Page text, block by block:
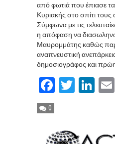
από φωτιά που έπιασε
Κυριακής στο σπίτι
Σύμφωνα με τις
η απόφαση να
Μαυρομμάτης καθώς
αναπνευστική
δημοσιογράφος και
Facebook
0